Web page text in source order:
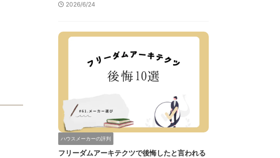
2026/6/24
ハウスメーカーの評判
フリーダムアーキテクツで後悔したと言われる